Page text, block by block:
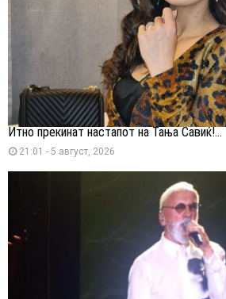
Итно прекинат настапот на Тања Савиќ!...
21:01 - 5 август, 2026